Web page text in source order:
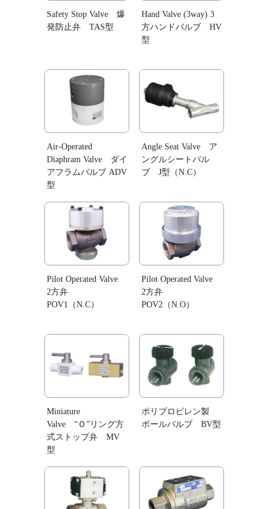
Safety Stop Valve 爆
発防止弁 TAS型
Hand Valve (3way) 3
方ハンドバルブ HV
型
Air-Operated
Diaphram Valve ダイ
アフラムバルブ ADV
型
Angle Seat Valve ア
ングルシートバル
ブ J型（N.C）
Pilot Operated Valve
2方弁
POV1（N.C）
Pilot Operated Valve
2方弁
POV2（N.O）
Miniature
Valve “Ｏ”リング方
式ストップ弁 MV
型
ポリプロピレン製
ボールバルブ BV型